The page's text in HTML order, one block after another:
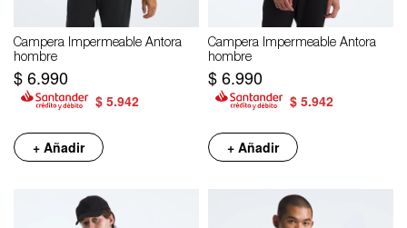
Campera Impermeable Antora
hombre
$6.990
$ 5.942
+ Añadir
Campera Impermeable Antora
hombre
$6.990
$ 5.942
+ Añadir